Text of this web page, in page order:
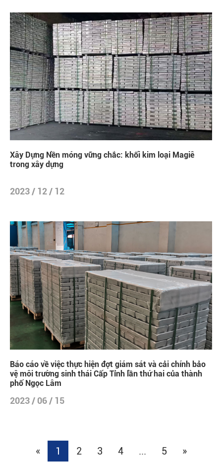
Xây Dựng Nền móng vững chắc: khối kim loại Magiê
trong xây dựng
2023 / 12 / 12
Báo cáo về việc thực hiện đợt giám sát và cải chính bảo
vệ môi trường sinh thái Cấp Tỉnh lần thứ hai của thành
phố Ngọc Lâm
2023 / 06 / 15
« 1 2 3 4 ... 5 »